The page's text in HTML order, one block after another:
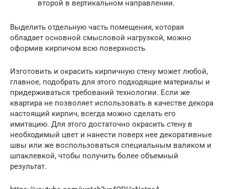
второй в вертикальном направлении.
Выделить отдельную часть помещения, которая
обладает основной смысловой нагрузкой, можно
оформив кирпичом всю поверхность
Изготовить и окрасить кирпичную стену может любой,
главное, подобрать для этого подходящие материалы и
придерживаться требований технологии. Если же
квартира не позволяет использовать в качестве декора
настоящий кирпич, всегда можно сделать его
имитацию. Для этого достаточно окрасить стену в
необходимый цвет и нанести поверх нее декоративные
швы или же воспользоваться специальным валиком и
шпаклевкой, чтобы получить более объемный
результат.